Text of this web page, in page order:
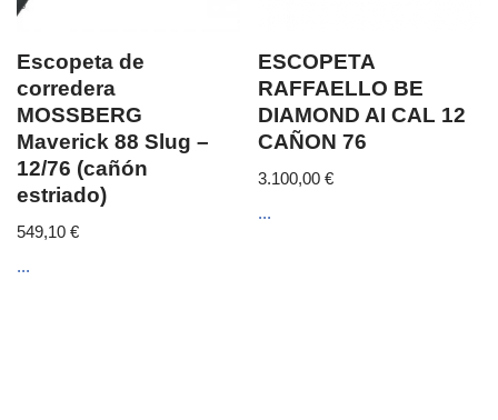
Escopeta de
corredera
MOSSBERG
Maverick 88 Slug –
12/76 (cañón
estriado)
549,10 €
...
ESCOPETA
RAFFAELLO BE
DIAMOND AI CAL 12
CAÑON 76
3.100,00€
...